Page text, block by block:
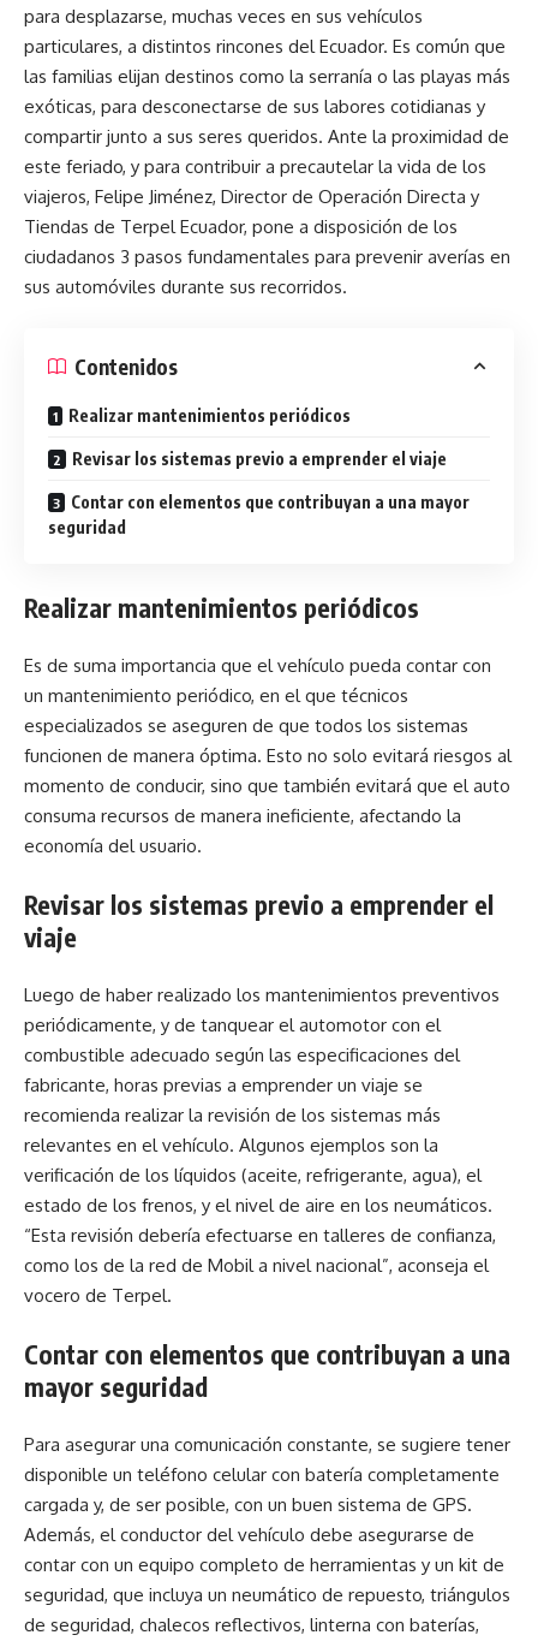
para desplazarse, muchas veces en sus vehículos
particulares, a distintos rincones del Ecuador. Es común que
las familias elijan destinos como la serranía o las playas más
exóticas, para desconectarse de sus labores cotidianas y
compartir junto a sus seres queridos. Ante la proximidad de
este feriado, y para contribuir a precautelar la vida de los
viajeros, Felipe Jiménez, Director de Operación Directa y
Tiendas de Terpel Ecuador, pone a disposición de los
ciudadanos 3 pasos fundamentales para prevenir averías en
sus automóviles durante sus recorridos.
Contenidos
Realizar mantenimientos periódicos
Revisar los sistemas previo a emprender el viaje
Contar con elementos que contribuyan a una mayor
seguridad
Realizar mantenimientos periódicos
Es de suma importancia que el vehículo pueda contar con
un mantenimiento periódico, en el que técnicos
especializados se aseguren de que todos los sistemas
funcionen de manera óptima. Esto no solo evitará riesgos al
momento de conducir, sino que también evitará que el auto
consuma recursos de manera ineficiente, afectando la
economía del usuario.
Revisar los sistemas previo a emprender el
viaje
Luego de haber realizado los mantenimientos preventivos
periódicamente, y de tanquear el automotor con el
combustible adecuado según las especificaciones del
fabricante, horas previas a emprender un viaje se
recomienda realizar la revisión de los sistemas más
relevantes en el vehículo. Algunos ejemplos son la
verificación de los líquidos (aceite, refrigerante, agua), el
estado de los frenos, y el nivel de aire en los neumáticos.
“Esta revisión debería efectuarse en talleres de confianza,
como los de la red de Mobil a nivel nacional”, aconseja el
vocero de Terpel.
Contar con elementos que contribuyan a una
mayor seguridad
Para asegurar una comunicación constante, se sugiere tener
disponible un teléfono celular con batería completamente
cargada y, de ser posible, con un buen sistema de GPS.
Además, el conductor del vehículo debe asegurarse de
contar con un equipo completo de herramientas y un kit de
seguridad, que incluya un neumático de repuesto, triángulos
de seguridad, chalecos reflectivos, linterna con baterías,